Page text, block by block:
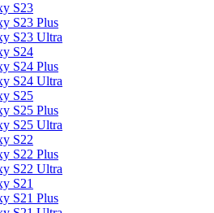
S23
S23 Plus
S23 Ultra
S24
S24 Plus
S24 Ultra
S25
S25 Plus
S25 Ultra
S22
S22 Plus
S22 Ultra
S21
S21 Plus